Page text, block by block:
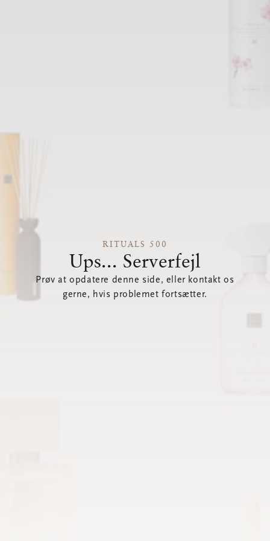
RITUALS 500
Ups... Serverfejl
Prøv at opdatere denne side, eller kontakt os
gerne, hvis problemet fortsætter.